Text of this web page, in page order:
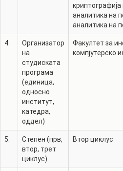
аналитика на
аналитика на
4.
Организатор
на
студиската
програма
(единица,
односно
институт,
катедра,
оддел)
Факултет за
компјутерско
5.
Степен (прв,
втор, трет
циклус)
Втор циклус